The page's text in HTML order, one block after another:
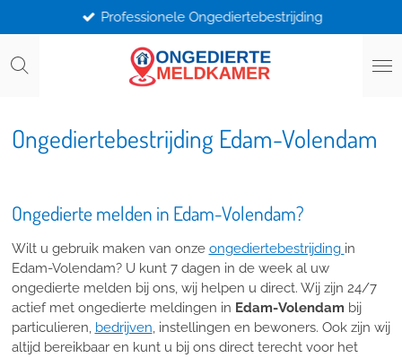
direct
naar
Professionele Ongediertebestrijding
Ongediertebestrijding Edam-Volendam
Ongedierte melden in Edam-Volendam?
Wilt u gebruik maken van onze ongediertebestrijding in
Edam-Volendam? U kunt 7 dagen in de week al uw
ongedierte melden bij ons, wij helpen u direct. Wij zijn 24/7
actief met ongedierte meldingen in Edam-Volendam bij
particulieren, bedrijven, instellingen en bewoners. Ook zijn wij
altijd bereikbaar en kunt u bij ons direct terecht voor het